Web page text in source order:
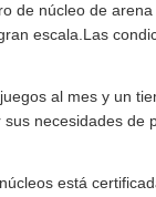
de núcleo de
escala.Las
al mes y un
necesidades
está